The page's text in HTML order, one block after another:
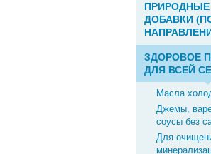
ДОБАВКИ
ЗДОРОВОЕ
ДЛЯ ВСЕЙ
Масла
Джемы,
соусы без
Для